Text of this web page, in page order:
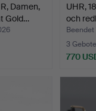
Damen,
Gold…
UHR,
och
Beendet
3 Gebote
770